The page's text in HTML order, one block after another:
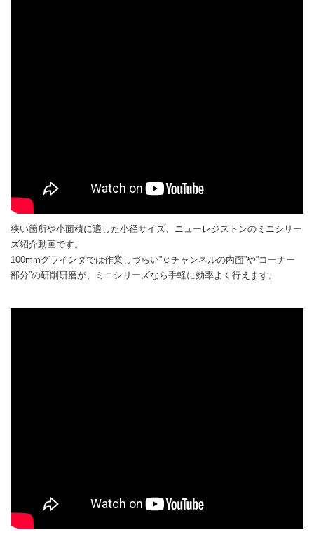
狭い箇所や小面積に適した小径サイズ、ニューレジストンのミニシリー
ズ紹介動画です。
100mmグラインダでは作業しづらい”Ｃチャンネルの内面”や”コーナー
部分”の研削研磨が、ミニシリーズなら手軽に効率よく行えます。